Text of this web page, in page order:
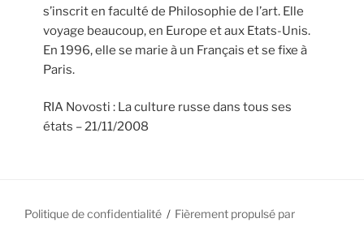
s’inscrit en faculté de Philosophie de l’art. Elle
voyage beaucoup, en Europe et aux Etats-Unis.
En 1996, elle se marie à un Français et se fixe à
Paris.
RIA Novosti : La culture russe dans tous ses
états – 21/11/2008
Politique de confidentialité
Fièrement propulsé par